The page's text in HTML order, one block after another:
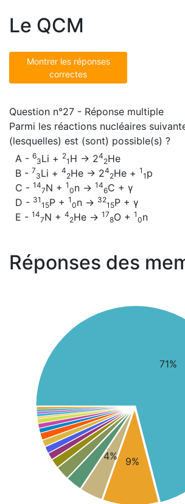
Le QCM
Montrer les réponses
correctes
Question n°27 - Réponse multiple
Parmi les réactions nucléaires
(lesquelles) est (sont) possible(s) ?
A - 6
3Li + 2
1 H -> 24
2He
B - 7
3Li + 4
2He -> 24
2He + 1
1 p
C - 14
7N + 1
0n -> 14
6C + γ
D - 31
15P + 1
0n -> 32
15P + γ
E - 14
7N + 4
2He -> 17
8O + 1
0n
Réponses des
71%
9%
4%